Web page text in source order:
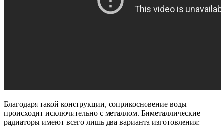
Благодаря такой конструкции, соприкосновение воды
происходит исключительно с металлом. Биметаллические
радиаторы имеют всего лишь два варианта изготовления: